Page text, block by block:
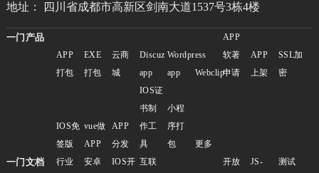
地址： 四川省成都市高新区剑南大道1537号3栋4楼
一门产品
APP
打包
EXE
打包
云商
城
Discuz
app
Wordpress
app
Webclip
APP
软著
申请
APP
上架
SSL加
密
IOS免
签版
vue做
APP
APP
分发
IOS证
书制
作工
具
小程
序打
包
更多
一门文档
行业
安卓
IOS开 互联
开放
JS-
测试